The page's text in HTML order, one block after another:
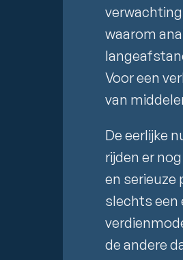
waarom
Voor een
van
De eerlijke
rijden er
en serieuze
slechts een
de andere